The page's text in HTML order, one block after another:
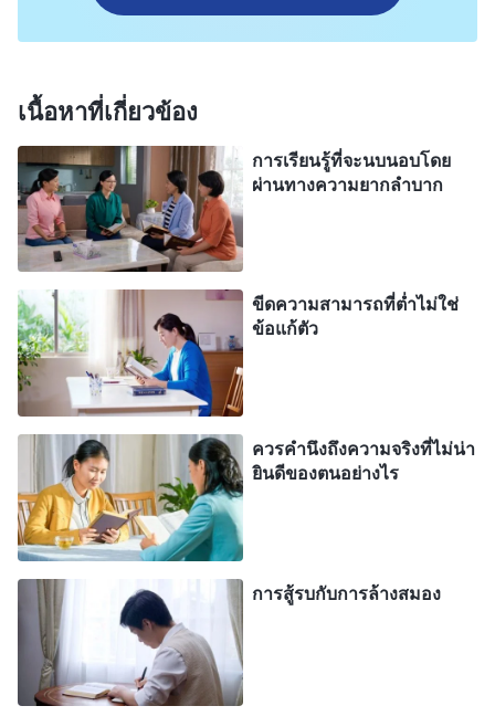
ที่มีสภาวะความเป็นมนุษย์ที่ด้อยอย่างสุดขีด พวกเรามา
วิเคราะห์การนี้กันอย่างใกล้ชิดเถิด บุคคลผู้นี้แสดงออก
สูญหายไปจนถึงขนาดที่ผู้คนพูดว่าเขาไม่มีสภาวะ
ความเป็นมนุษย์? ผู้คนเช่นนี้ครองคุณลักษณะเฉพาะ
ใด? พวกเขานำเสนอการสำแดงเฉพาะอันใด? ผู้คนเช่น
นั้นทำอย่างพอเป็นพิธีในการกระทำของพวกเขาและ
ปลีกห่างจากสิ่งใดก็ตามที่ไม่เกี่ยวข้องกับพวกเขา
เป็นการส่วนตัว พวกเขาไม่ได้พิจารณาผลประโยชน์
ของพระนิเวศของพระเจ้า อีกทั้งพวกเขายังไม่แสดง
ความคำนึงถึงน้ำพระทัยของพระเจ้า พวกเขาไม่ได้รับ
ภาระอันใดเกี่ยวกับการให้คำพยานสำหรับพระเจ้าหรือ
การปฏิบัติหน้าที่ของพวกเขา และพวกเขาไม่มีสำนึกรับ
รู้แห่งความรับผิดชอบเลย พวกเขาคิดถึงสิ่งใดกันเมื่อใด
ก็ตามที่พวกเขาทำบางสิ่งบางอย่าง? การกำหนด
พิจารณาแรกของพวกเขาก็คือ ‘พระเจ้าจะทรงทราบ
หรือไม่หากฉันทำการนี้? มันเป็นที่ประจักษ์แก่ตาต่อผู้
คนอื่นๆ หรือไม่? หากผู้คนอื่นๆ ไม่เห็นว่าฉันทุ่มเทความ
พยายามทั้งหมดนี้และทำงานอย่างอุตสาหะ และหาก
พระเจ้ามิได้ทอดพระเนตรเห็นด้วยเช่นกัน เช่นนั้นแล้ว
เนื้อหาที่เกี่ยวข้อง
การเรียนรู้ที่จะนบนอบโดย
ผ่านทางความยากลำบาก
ขีดความสามารถที่ต่ำไม่ใช่
ข้อแก้ตัว
ควรคำนึงถึงความจริงที่ไม่น่า
ยินดีของตนอย่างไร
การสู้รบกับการล้างสมอง